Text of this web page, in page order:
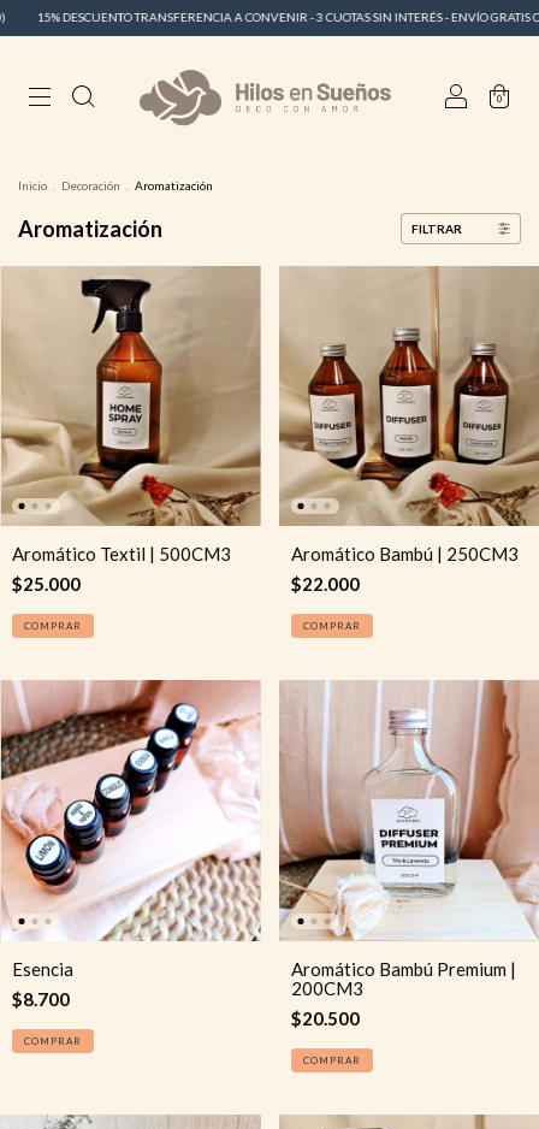
TRANSFERENCIA A CONVENIR - 3 CUOTAS SIN INTERÉS - ENVÍO GRATIS CABA
0
Inicio Decoración Aromatización
Aromatización FILTRAR
Aromático Textil | 500CM3
$25.000
COMPRAR
Aromático Bambú | 250CM3
$22.000
COMPRAR
Esencia
$8.700
COMPRAR
Aromático Bambú Premium |
200CM3
$20.500
COMPRAR